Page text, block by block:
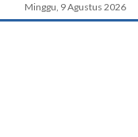
Minggu, 9 Agustus 2026